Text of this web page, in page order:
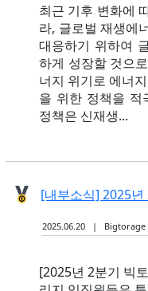
최근 기후 변화에
라, 글로벌 재생에
대응하기 위하여
하게 성장할 것으
너지 위기로 에너
을 위한 정책을 적
정책은 신재생...
[내부소식] 2025
2025.06.20 | Bigtorage
[2025년 2분기 빅